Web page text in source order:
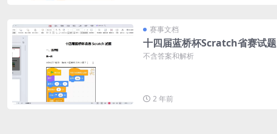
赛事文档
十四届蓝桥杯Scratch省赛试题
不含答案和解析
2 年前